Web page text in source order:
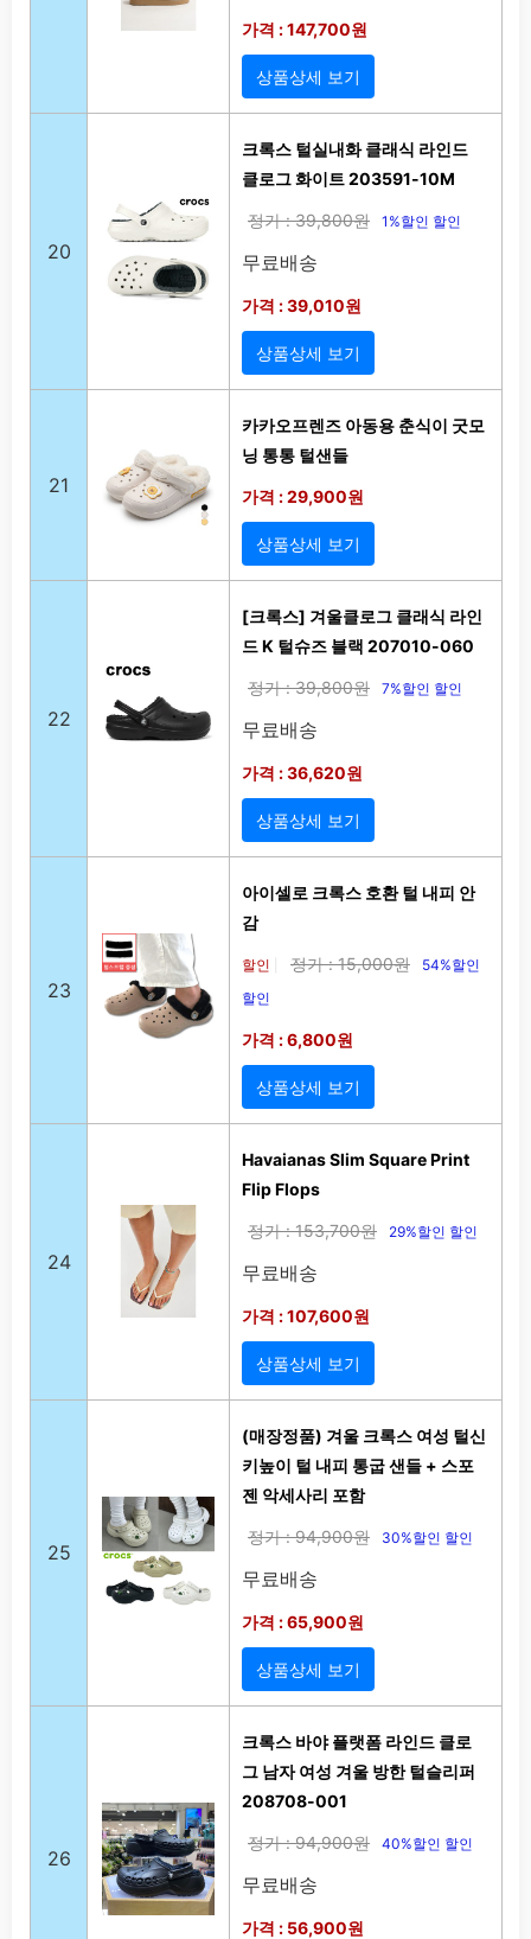
가격 : 147,700원
상품상세 보기
20
크록스 털실내화 클래식 라인드
클로그 화이트 203591-10M
정가 : 39,800원 1%할인 할인
무료배송
가격 : 39,010원
상품상세 보기
21
카카오프렌즈 아동용 춘식이 굿모
닝 통통 털샌들
가격 : 29,900원
상품상세 보기
22
[크록스] 겨울클로그 클래식 라인
드 K 털슈즈 블랙 207010-060
정가 : 39,800원 7%할인 할인
무료배송
가격 : 36,620원
상품상세 보기
23
아이셀로 크록스 호환 털 내피 안
감
할인 정가 : 15,000원
54%할인
할인
가격 : 6,800원
상품상세 보기
24
Havaianas Slim Square Print
Flip Flops
정가 : 153,700원 29%할인 할인
무료배송
가격 : 107,600원
상품상세 보기
25
(매장정품) 겨울 크록스 여성 털신
키높이 털 내피 통굽 샌들 + 스포
젠 악세사리 포함
정가 : 94,900원 30%할인 할인
무료배송
가격 : 65,900원
상품상세 보기
26
크록스 바야 플랫폼 라인드 클로
그 남자 여성 겨울 방한 털슬리퍼
208708-001
정가 : 94,900원 40%할인 할인
무료배송
가격 : 56,900원